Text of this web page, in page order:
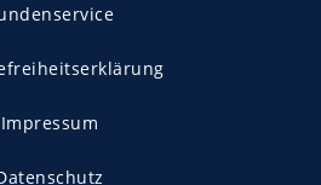
Impressum